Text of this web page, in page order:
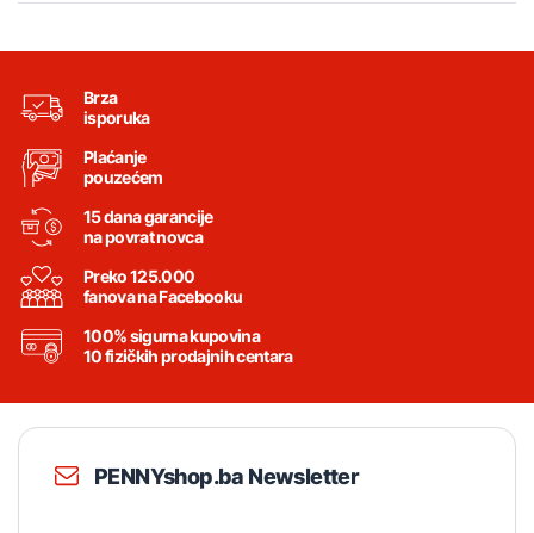
Brza
isporuka
Plaćanje
pouzećem
15 dana garancije
na povrat novca
Preko 125.000
fanova na Facebooku
100% sigurna kupovina
10 fizičkih prodajnih centara
PENNYshop.ba Newsletter